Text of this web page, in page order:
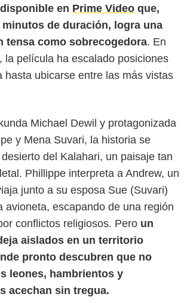
en Prime Video que,
minutos de duración, logra una
tensa como sobrecogedora. En
la película ha escalado posiciones
hasta ubicarse entre las más vistas
Michael Dewil y protagonizada
y Mena Suvari, la historia se
del Kalahari, un paisaje tan
Phillippe interpreta a Andrew, un
junto a su esposa Sue (Suvari)
avioneta, escapando de una región
conflictos religiosos. Pero un
aislados en un territorio
pronto descubren que no
leones, hambrientos y
acechan sin tregua.
Prime Video